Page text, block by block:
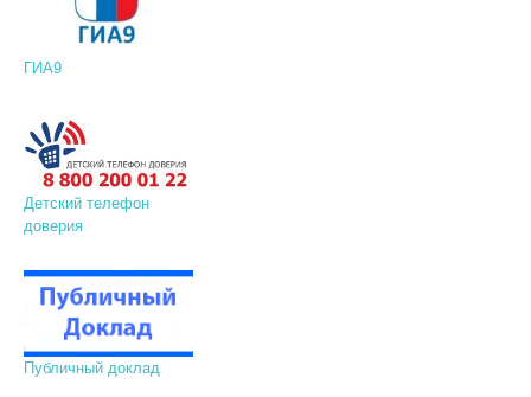
ГИА9
Детский телефон
доверия
Публичный доклад